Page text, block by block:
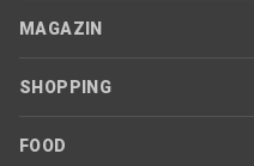
MAGAZIN
SHOPPING
FOOD